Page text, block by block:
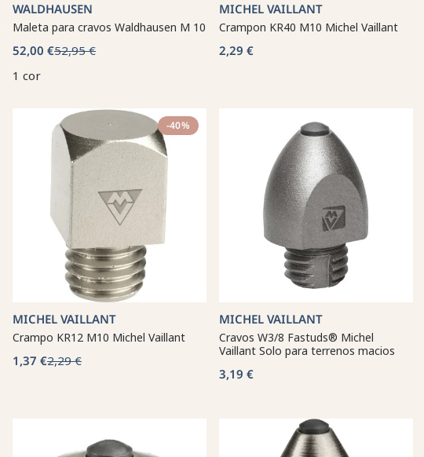
WALDHAUSEN
Maleta para cravos Waldhausen M 10
52,00 €52,95 €
1 cor
MICHEL VAILLANT
Crampon KR40 M10 Michel Vaillant
2,29 €
-40%
MICHEL VAILLANT
Crampo KR12 M10 Michel Vaillant
1,37 €2,29 €
MICHEL VAILLANT
Cravos W3/8 Fastuds® Michel
Vaillant Solo para terrenos macios
3,19 €